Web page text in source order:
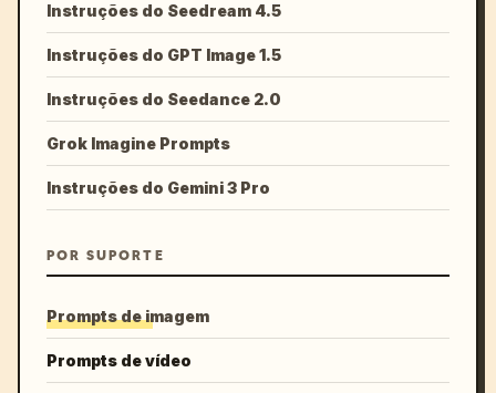
Instruções do Seedream 4.5
Instruções do GPT Image 1.5
Instruções do Seedance 2.0
Grok Imagine Prompts
Instruções do Gemini 3 Pro
POR SUPORTE
Prompts de imagem
Prompts de vídeo